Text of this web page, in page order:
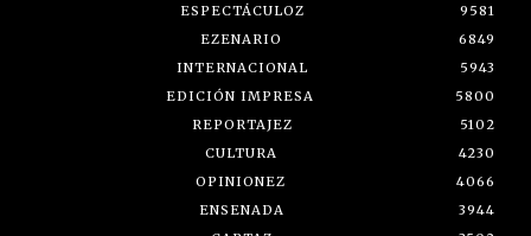
ESPECTÁCULOZ
9581
EZENARIO
6849
INTERNACIONAL
5943
EDICIÓN IMPRESA
5800
REPORTAJEZ
5102
CULTURA
4230
OPINIONEZ
4066
ENSENADA
3944